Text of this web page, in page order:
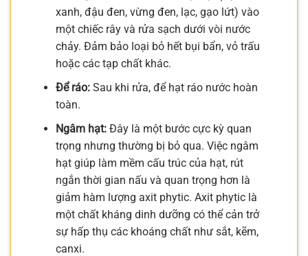
xanh, đậu đen, vừng đen, lạc, gạo lứt) vào
một chiếc rây và rửa sạch dưới vòi nước
chảy. Đảm bảo loại bỏ hết bụi bẩn, vỏ trấu
hoặc các tạp chất khác.
Để ráo:Sau khi rửa, để hạt ráo nước hoàn
toàn.
Ngâm hạt:Đây là một bước cực kỳ quan
trọng nhưng thường bị bỏ qua. Việc ngâm
hạt giúp làm mềm cấu trúc của hạt, rút
ngắn thời gian nấu và quan trọng hơn là
giảm hàm lượng axit phytic. Axit phytic là
một chất kháng dinh dưỡng có thể cản trở
sự hấp thụ các khoáng chất như sắt, kẽm,
canxi.